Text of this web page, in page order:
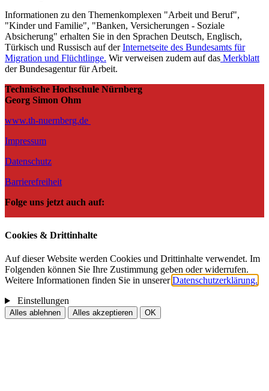
Informationen zu den Themenkomplexen "Arbeit und Beruf",
"Kinder und Familie", "Banken, Versicherungen - Soziale
Absicherung" erhalten Sie in den Sprachen Deutsch, Englisch,
Türkisch und Russisch auf derInternetseite des Bundesamts für
Migration und Flüchtlinge. Wir verweisen zudem auf das Merkblatt
der Bundesagentur für Arbeit.
Technische Hochschule Nürnberg
Georg Simon Ohm
www.th-nuernberg.de
Impressum
Datenschutz
Barrierefreiheit
Folge uns jetzt auch auf:
Cookies & Drittinhalte
Auf dieser Website werden Cookies und Drittinhalte verwendet. Im
Folgenden können Sie Ihre Zustimmung geben oder widerrufen.
Weitere Informationen finden Sie in unsererDatenschutzerklärung.
Einstellungen
Alles ablehnen Alles akzeptieren OK